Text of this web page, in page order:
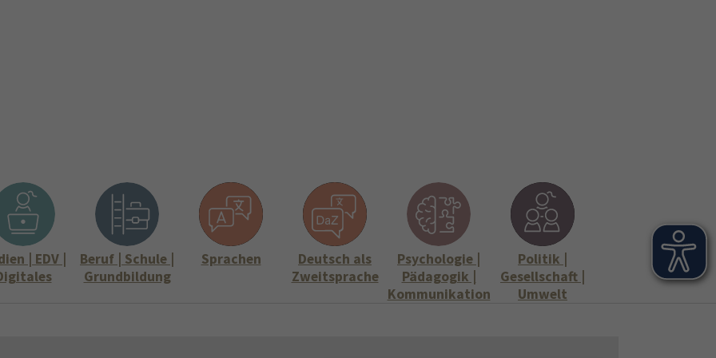
| EDV |
Beruf | Schule |
Grundbildung
Sprachen
Deutsch als
Zweitsprache
Psychologie |
Pädagogik |
Kommunikation
Politik |
Gesellschaft |
Umwelt